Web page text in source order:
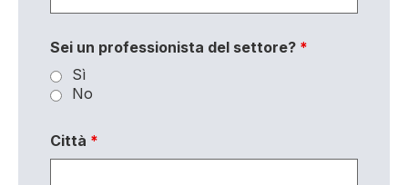
Sei un professionista del settore? *
Sì
No
Città *